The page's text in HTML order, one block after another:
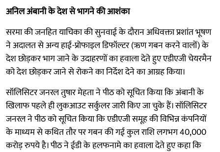
अनिल अंबानी के देश से भागने की आशंका
सरमा की जनहित याचिका की सुनवाई के दौरान अधिवक्ता प्रशांत भूषण
ने अदालत से अन्य हाई-प्रोफाइल डिफॉल्टर (ऋण गबन करने वालों) के
देश छोड़कर भाग जाने के उदाहरणों का हवाला देते हुए एडीएजी चेयरमैन
को देश छोड़कर जाने से रोकने का निर्देश देने का आग्रह किया।
सॉलिसिटर जनरल तुषार मेहता ने पीठ को सूचित किया कि अंबानी के
खिलाफ पहले ही लुकआउट सर्कुलर जारी किए जा चुके हैं। सॉलिसिटर
जनरल ने पीठ को सूचित किया कि एडीएजी समूह की विभिन्न कंपनियों
के माध्यम से कथित तौर पर गबन की गई कुल राशि लगभग 40,000
करोड़ रुपये है। पीठ ने ईडी के हलफनामे का हवाला देते हुए कहा कि